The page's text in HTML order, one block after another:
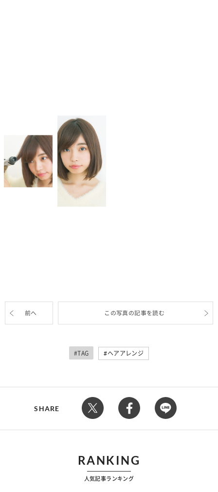
前へ この写真の記事を読む
#TAG ヘアアレンジ
SHARE
RANKING
人気記事ランキング